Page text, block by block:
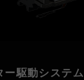
ー駆動システム